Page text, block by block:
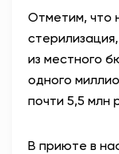
Отметим, что
из местного
одного
почти 5,5 млн
В приюте в